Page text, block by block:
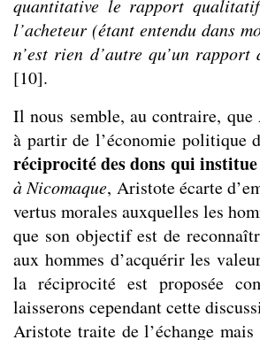
quantitative le rapport
l’acheteur (étant entendu dans
n’est rien d’autre qu’un
[10].
Il nous semble, au contraire,
à partir de l’économie
réciprocité des dons qui
à Nicomaque, Aristote écarte
vertus morales auxquelles les
que son objectif est de
aux hommes d’acquérir les
la réciprocité est proposée
laisserons cependant cette
Aristote traite de l’échange